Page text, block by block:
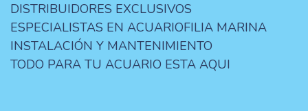
DISTRIBUIDORES EXCLUSIVOS
ESPECIALISTAS EN ACUARIOFILIA MARINA
INSTALACIÓN Y MANTENIMIENTO
TODO PARA TU ACUARIO ESTA AQUI